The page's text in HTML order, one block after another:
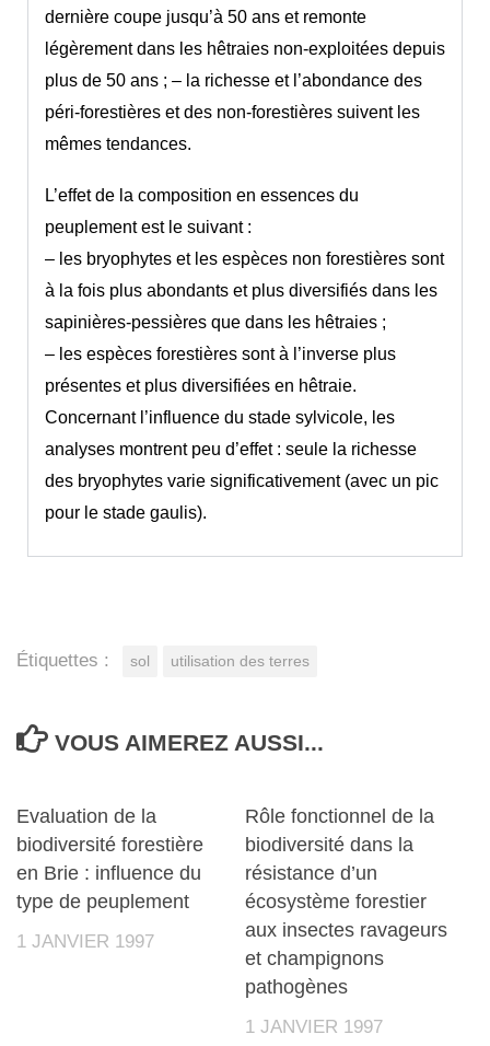
dernière coupe jusqu’à 50 ans et remonte
légèrement dans les hêtraies non-exploitées depuis
plus de 50 ans ; – la richesse et l’abondance des
péri-forestières et des non-forestières suivent les
mêmes tendances.
L’effet de la composition en essences du
peuplement est le suivant :
– les bryophytes et les espèces non forestières sont
à la fois plus abondants et plus diversifiés dans les
sapinières-pessières que dans les hêtraies ;
– les espèces forestières sont à l’inverse plus
présentes et plus diversifiées en hêtraie.
Concernant l’influence du stade sylvicole, les
analyses montrent peu d’effet : seule la richesse
des bryophytes varie significativement (avec un pic
pour le stade gaulis).
Étiquettes : sol utilisation des terres
VOUS AIMEREZ AUSSI...
Evaluation de la
biodiversité forestière
en Brie : influence du
type de peuplement
1 JANVIER 1997
Rôle fonctionnel de la
biodiversité dans la
résistance d’un
écosystème forestier
aux insectes ravageurs
et champignons
pathogènes
1 JANVIER 1997